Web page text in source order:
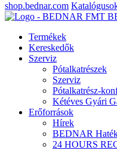
shop.bednar.com
Termékek
Kereskedők
Szerviz
Pótalkatrészek
Szerviz
Pótalkatrész-
Kétéves Gyári
Erőforrások
Hírek
BEDNAR
24 HOURS